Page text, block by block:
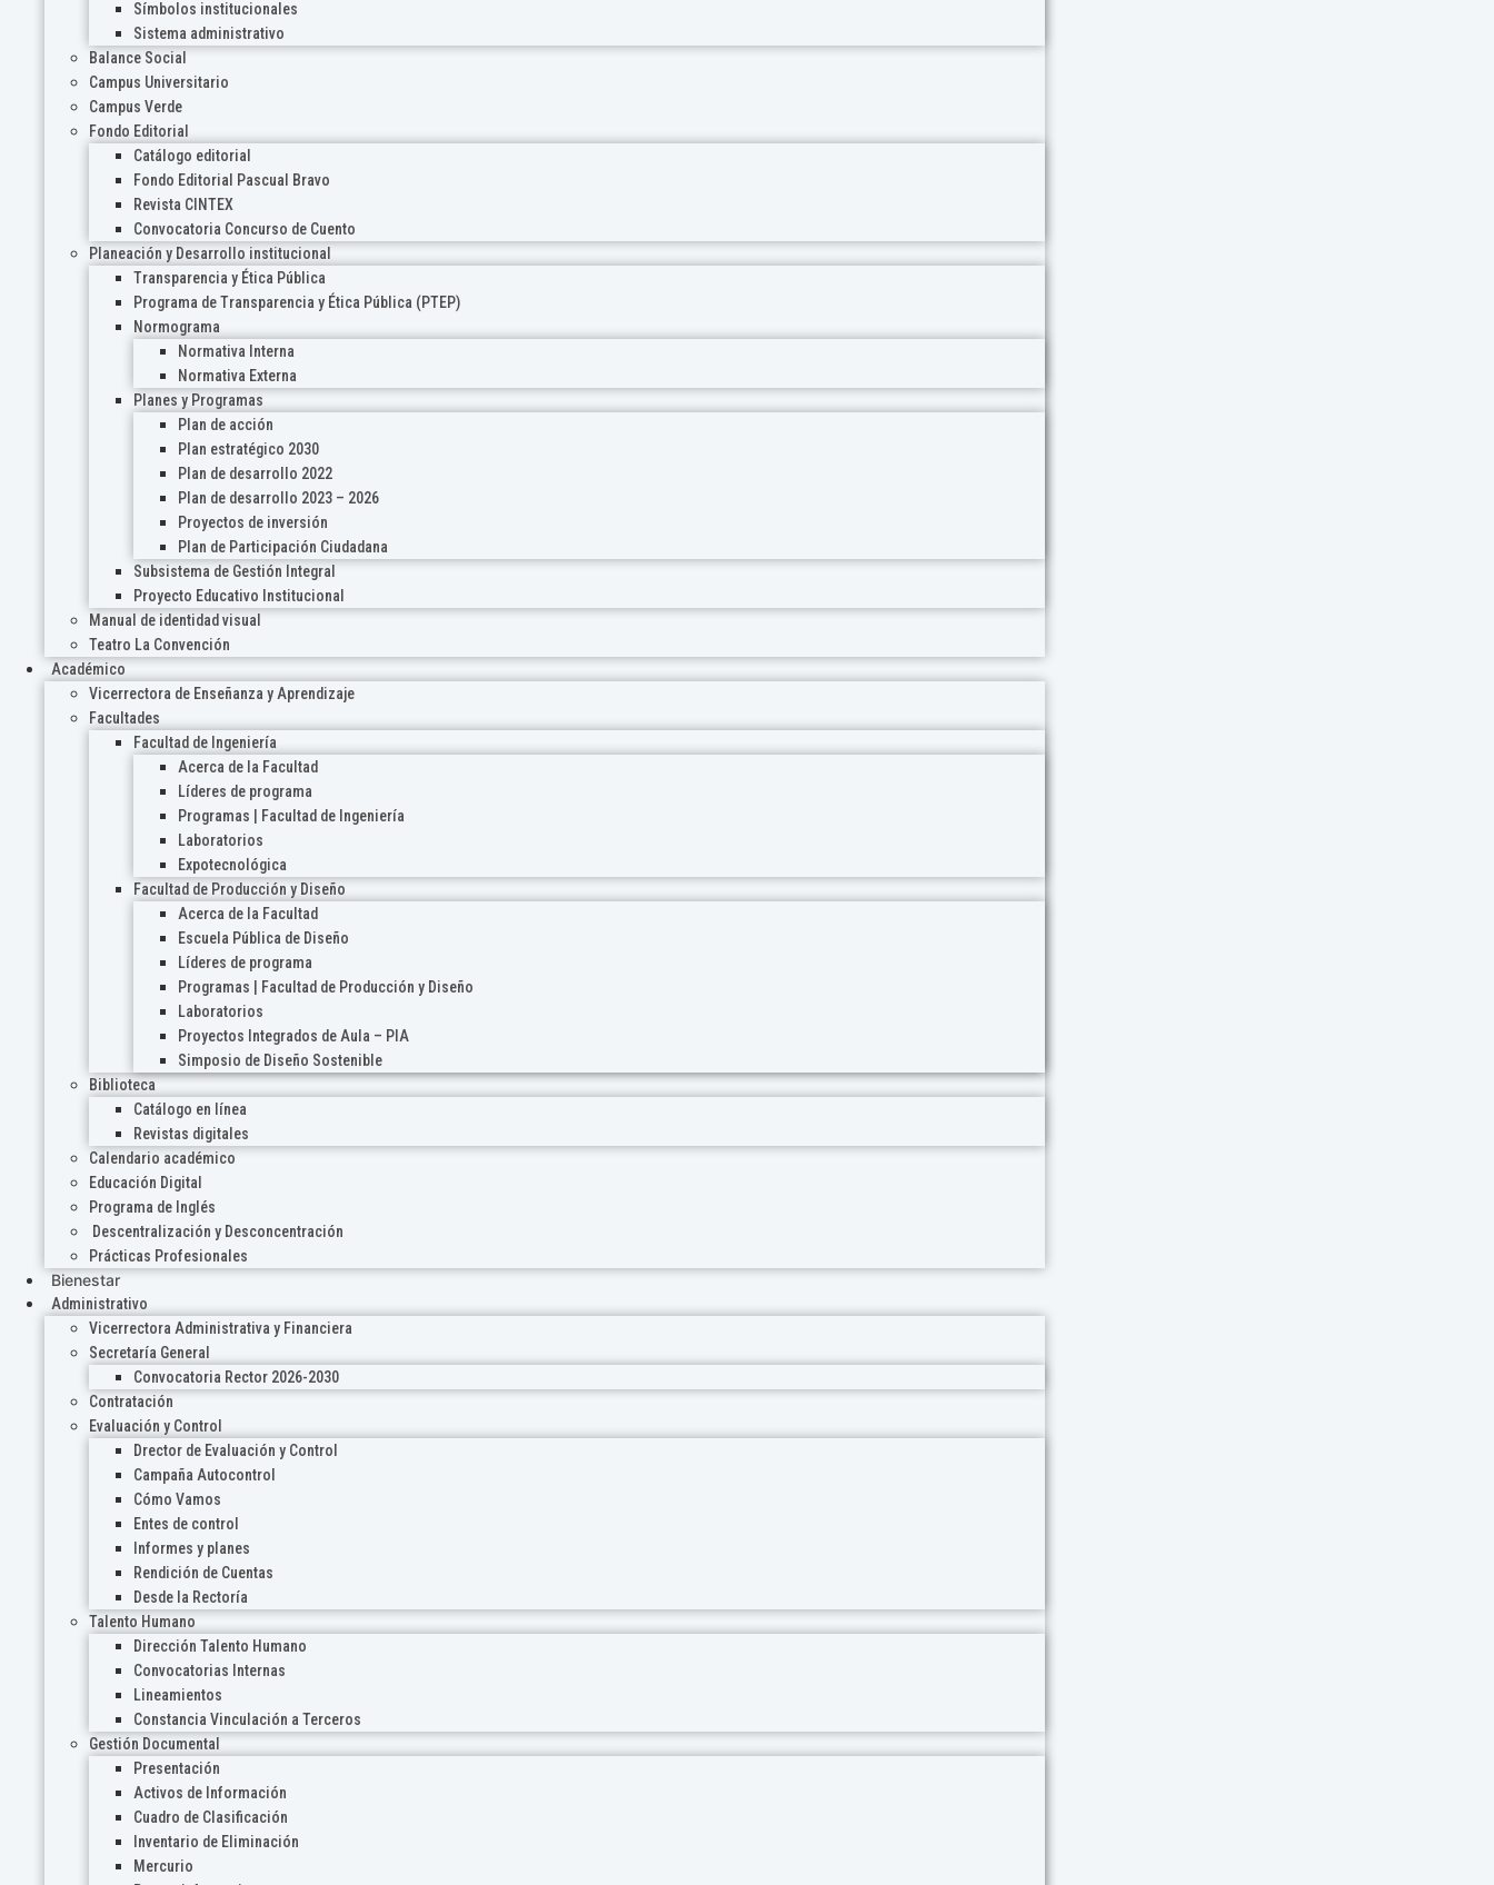
Símbolos institucionales
Sistema administrativo
Balance Social
Campus Universitario
Campus Verde
Fondo Editorial
Catálogo editorial
Fondo Editorial Pascual Bravo
Revista CINTEX
Convocatoria Concurso de Cuento
Planeación y Desarrollo institucional
Transparencia y Ética Pública
Programa de Transparencia y Ética Pública (PTEP)
Normograma
Normativa Interna
Normativa Externa
Planes y Programas
Plan de acción
Plan estratégico 2030
Plan de desarrollo 2022
Plan de desarrollo 2023 – 2026
Proyectos de inversión
Plan de Participación Ciudadana
Subsistema de Gestión Integral
Proyecto Educativo Institucional
Manual de identidad visual
Teatro La Convención
Académico
Vicerrectora de Enseñanza y Aprendizaje
Facultades
Facultad de Ingeniería
Acerca de la Facultad
Líderes de programa
Programas | Facultad de Ingeniería
Laboratorios
Expotecnológica
Facultad de Producción y Diseño
Acerca de la Facultad
Escuela Pública de Diseño
Líderes de programa
Programas | Facultad de Producción y Diseño
Laboratorios
Proyectos Integrados de Aula – PIA
Simposio de Diseño Sostenible
Biblioteca
Catálogo en línea
Revistas digitales
Calendario académico
Educación Digital
Programa de Inglés
Descentralización y Desconcentración
Prácticas Profesionales
Bienestar
Administrativo
Vicerrectora Administrativa y Financiera
Secretaría General
Convocatoria Rector 2026-2030
Contratación
Evaluación y Control
Drector de Evaluación y Control
Campaña Autocontrol
Cómo Vamos
Entes de control
Informes y planes
Rendición de Cuentas
Desde la Rectoría
Talento Humano
Dirección Talento Humano
Convocatorias Internas
Lineamientos
Constancia Vinculación a Terceros
Gestión Documental
Presentación
Activos de Información
Cuadro de Clasificación
Inventario de Eliminación
Mercurio